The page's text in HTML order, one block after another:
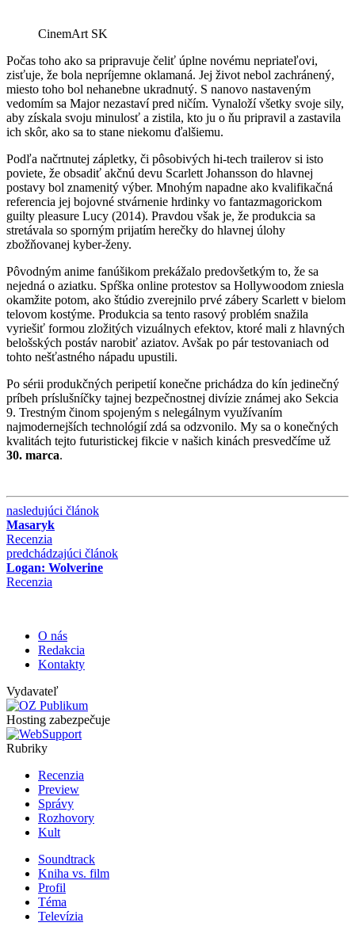
CinemArt SK
Počas toho ako sa pripravuje čeliť úplne novému nepriateľovi,
zisťuje, že bola nepríjemne oklamaná. Jej život nebol zachránený,
miesto toho bol nehanebne ukradnutý. S nanovo nastaveným
vedomím sa Major nezastaví pred ničím. Vynaloží všetky svoje sily,
aby získala svoju minulosť a zistila, kto ju o ňu pripravil a zastavila
ich skôr, ako sa to stane niekomu ďalšiemu.
Podľa načrtnutej zápletky, či pôsobivých hi-tech trailerov si isto
poviete, že obsadiť akčnú devu Scarlett Johansson do hlavnej
postavy bol znamenitý výber. Mnohým napadne ako kvalifikačná
referencia jej bojovné stvárnenie hrdinky vo fantazmagorickom
guilty pleasure Lucy (2014). Pravdou však je, že produkcia sa
stretávala so sporným prijatím herečky do hlavnej úlohy
zbožňovanej kyber-ženy.
Pôvodným anime fanúšikom prekážalo predovšetkým to, že sa
nejedná o aziatku. Spŕška online protestov sa Hollywoodom zniesla
okamžite potom, ako štúdio zverejnilo prvé zábery Scarlett v bielom
telovom kostýme. Produkcia sa tento rasový problém snažila
vyriešiť formou zložitých vizuálnych efektov, ktoré mali z hlavných
belošských postáv narobiť aziatov. Avšak po pár testovaniach od
tohto nešťastného nápadu upustili.
Po sérii produkčných peripetií konečne prichádza do kín jedinečný
príbeh príslušníčky tajnej bezpečnostnej divízie známej ako Sekcia
9. Trestným činom spojeným s nelegálnym využívaním
najmodernejších technológií zdá sa odzvonilo. My sa o konečných
kvalitách tejto futuristickej fikcie v našich kinách presvedčíme už
30. marca.
nasledujúci článok
Masaryk
Recenzia
predchádzajúci článok
Logan: Wolverine
Recenzia
O nás
Redakcia
Kontakty
Vydavateľ
Hosting zabezpečuje
Rubriky
Recenzia
Preview
Správy
Rozhovory
Kult
Soundtrack
Kniha vs. film
Profil
Téma
Televízia